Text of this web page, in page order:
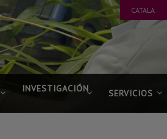
CATALÀ
INVESTIGACIÓN SERVICIOS